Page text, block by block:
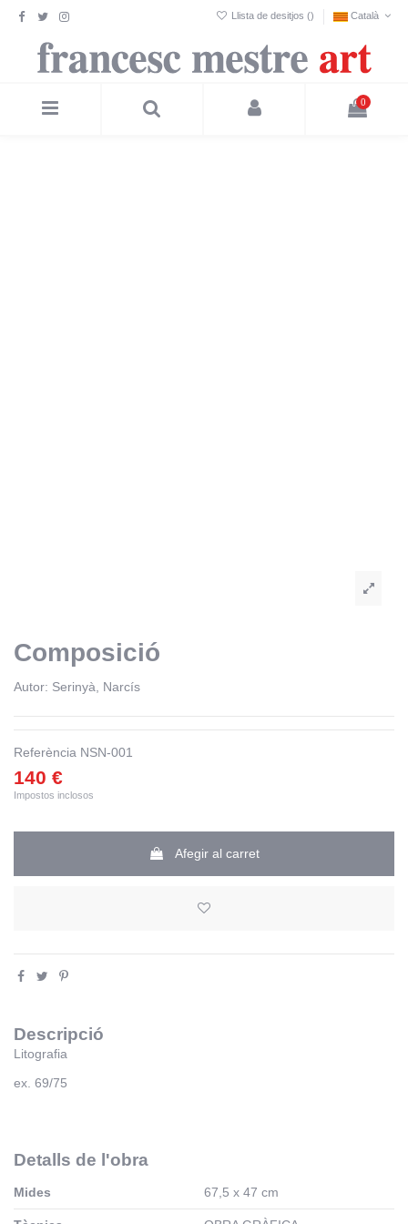
Llista de desitjos ( 0) Català
0
Composició
Autor: Serinyà, Narcís
Referència NSN-001
140 €
Impostos inclosos
Afegir al carret
Descripció
Litografia
ex. 69/75
Detalls de l'obra
Mides 67,5 x 47 cm